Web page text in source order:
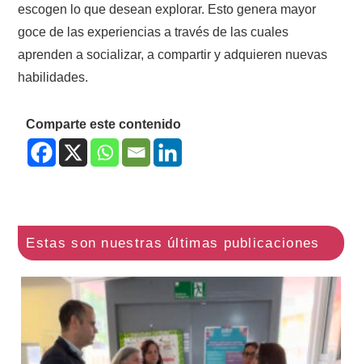
escogen lo que desean explorar. Esto genera mayor
goce de las experiencias a través de las cuales
aprenden a socializar, a compartir y adquieren nuevas
habilidades.
Comparte este contenido